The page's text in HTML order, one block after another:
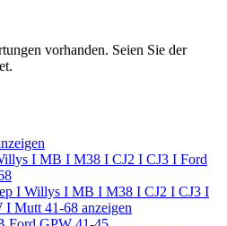
vorhanden. Seien Sie der
I MB I M38 I CJ2 I CJ3 I Ford
I Willys I MB I M38 I CJ2 I CJ3 I
I Mutt 41-68 anzeigen